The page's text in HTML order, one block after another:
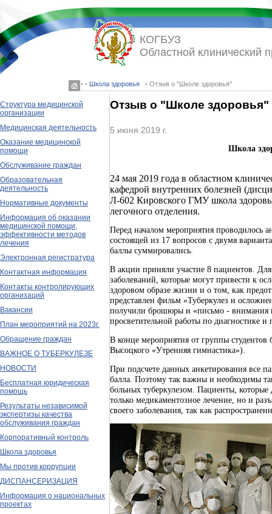
◦ ◦ Школа здоровья ◦ Отзыв о "Школе здоровья"
КОГБУЗ
Областной клинический
Структура медицинской
организации
Медицинская деятельность
Оказание медицинской
помощи
Обслуживание граждан
Образовательная
деятельность
Нормативные документы
Информация об оказании
медицинской помощи,
эффективности методов
лечения
Электронная регистратура
Контактная информация
Контакты контролирующих
организаций
Вакансии
План мероприятий на 2023г.
Обращение граждан
ВАЖНОЕ О ТУБЕРКУЛЕЗЕ
НОВОСТИ
Бесплатная юридическая
помощь
Результаты независимой
экспертизы качества
обслуживания граждан
Корпоративный контроль
Школа здоровья
Мы против коррупции
ДИСПАНСЕРИЗАЦИЯ
Информация о национальных
проектах
Отзыв о "Школе здоровья"
5 июня 2019 г.
Школа
24 мая 2019 года в областном
кафедрой внутренних болезней
Л-602 Кировского ГМУ школа
легочного отделения.
Перед началом мероприятия проводилось
состоящей из 17 вопросов с двумя
баллы суммировались.
В акции приняли участие 8 пациентов.
заболеваний, которые могут привести к
здоровом образе жизни и о том, как
представлен фильм «Туберкулез и
получили брошюры и «письмо - внимания
просветительной работы по диагностике и
В конце мероприятия от группы
Высоцкого «Утренняя гимнастика»).
При подсчете данных анкетирования все
балла. Поэтому так важны и необходимы
больных туберкулезом. Пациенты, которые
только медикаментозное лечение, но и
своего заболевания, так как